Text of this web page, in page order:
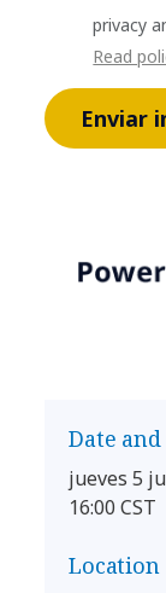
privacy
Read
Enviar
Date
jueves 5
16:00 CST
Location